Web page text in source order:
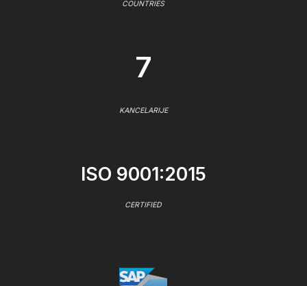
COUNTRIES
7
KANCELARIJE
ISO 9001:2015
CERTIFIED